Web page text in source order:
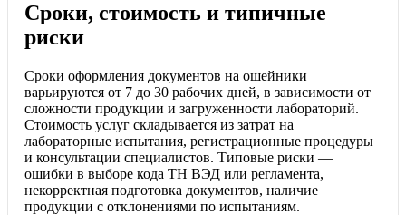
Сроки, стоимость и типичные
риски
Сроки оформления документов на ошейники
варьируются от 7 до 30 рабочих дней, в зависимости от
сложности продукции и загруженности лабораторий.
Стоимость услуг складывается из затрат на
лабораторные испытания, регистрационные процедуры
и консультации специалистов. Типовые риски —
ошибки в выборе кода ТН ВЭД или регламента,
некорректная подготовка документов, наличие
продукции с отклонениями по испытаниям.